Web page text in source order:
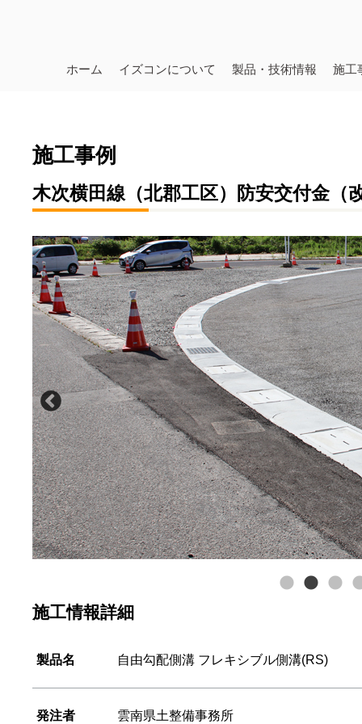
ホーム イズコンについて 製品・技術情報 施工
施工事例
木次横田線（北郡工区）防安交付金（
施工情報詳細
製品名 自由勾配側溝 フレキシブル側溝(RS)
発注者 雲南県土整備事務所